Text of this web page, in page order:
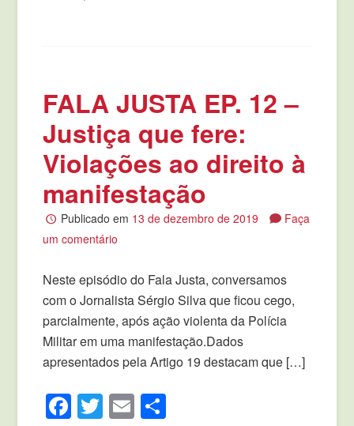
FALA JUSTA EP. 12 –
Justiça que fere:
Violações ao direito à
manifestação
Publicado em 13 de dezembro de 2019
Faça
um comentário
Neste episódio do Fala Justa, conversamos
com o Jornalista Sérgio Silva que ficou cego,
parcialmente, após ação violenta da Polícia
Militar em uma manifestação.Dados
apresentados pela Artigo 19 destacam que […]
Facebook
Twitter
Email